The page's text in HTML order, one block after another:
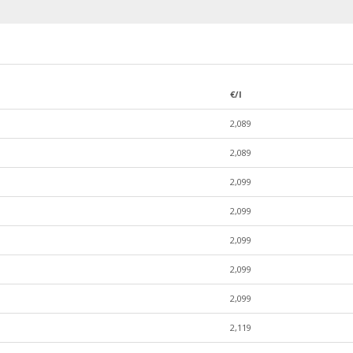
€/l
2,089
2,089
2,099
2,099
2,099
2,099
2,099
2,119